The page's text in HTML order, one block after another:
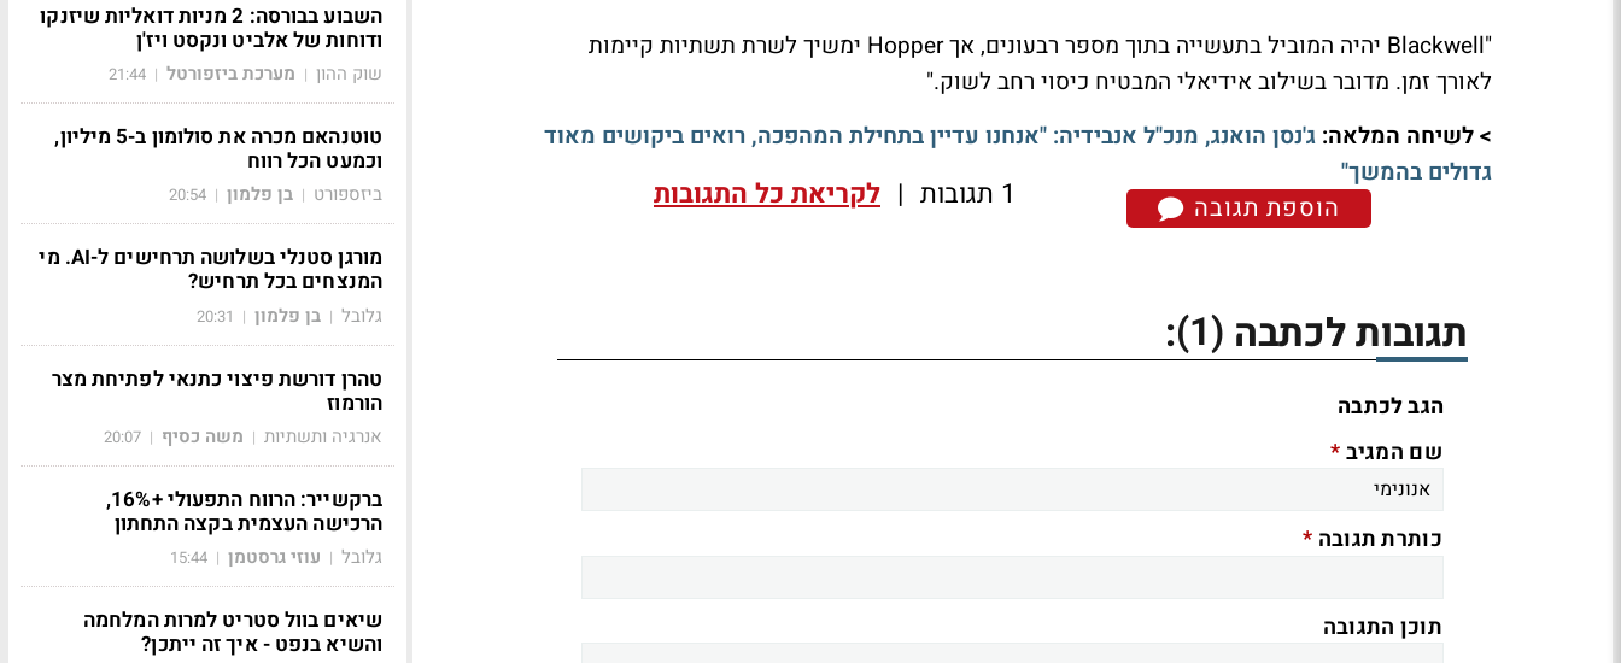
"Blackwell יהיה המוביל בתעשייה בתוך מספר רבעונים, אך Hopper ימשיך לשרת תשתיות קיימות
לאורך זמן. מדובר בשילוב אידיאלי המבטיח כיסוי רחב לשוק."
> לשיחה המלאה: ג'נסן הואנג, מנכ"ל אנבידיה: "אנחנו עדיין בתחילת המהפכה, רואים ביקושים מאוד
גדולים בהמשך"
הוספת תגובה 1 תגובות | לקריאת כל התגובות
תגובות לכתבה (1)
:
הגב לכתבה
שם המגיב*
כותרת תגובה *
תוכן התגובה
השבוע בבורסה: 2 מניות דואליות שיזנקו
ודוחות של אלביט ונקסט ויז'ן
שוק ההון | מערכת ביזפורטל |
21:44
טוטנהאם מכרה את סולומון ב-5 מיליון,
וכמעט הכל רווח
ביזספורט | בן פלמון |
20:54
מורגן סטנלי בשלושה תרחישים ל-AI. מי
המנצחים בכל תרחיש?
גלובל | בן פלמון |
20:31
טהרן דורשת פיצוי כתנאי לפתיחת מצר
הורמוז
אנרגיה ותשתיות | משה כסיף |
20:07
ברקשייר: הרווח התפעולי +16%,
הרכישה העצמית בקצה התחתון
גלובל | עוזי גרסטמן |
15:44
שיאים בוול סטריט למרות המלחמה
והשיא בנפט - איך זה ייתכן?